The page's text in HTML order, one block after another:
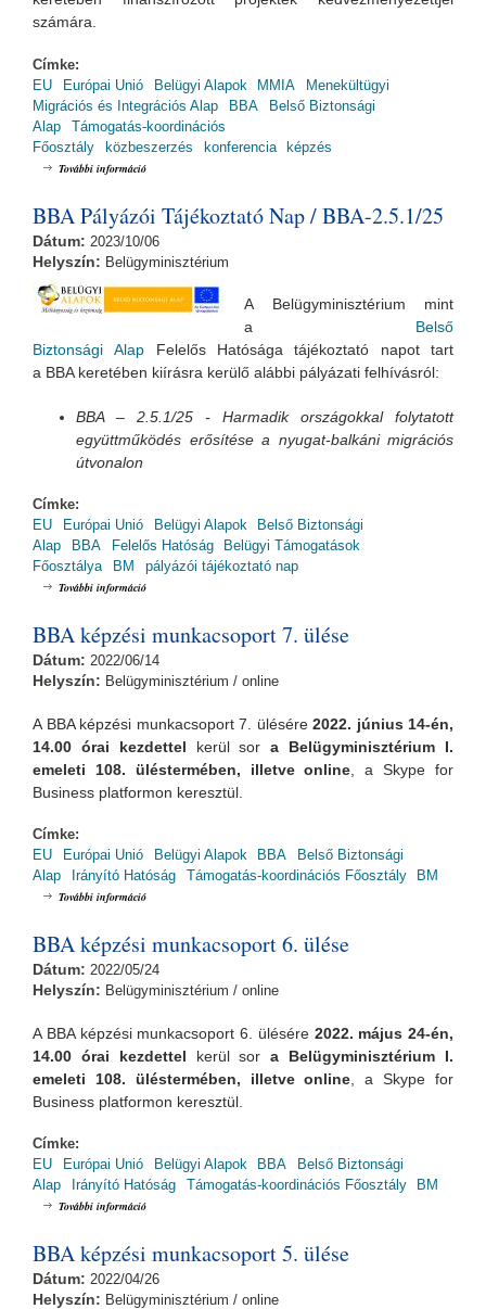
számára.
Címke:
EU
Európai Unió Belügyi Alapok MMIA
Menekültügyi
Migrációs és Integrációs Alap
BBA
Belső Biztonsági
Alap
Támogatás-koordinációs
Főosztály
közbeszerzés konferencia képzés
További információ
BBA Pályázói Tájékoztató Nap / BBA-2.5.1/25
Dátum: 2023/10/06
Helyszín: Belügyminisztérium
A Belügyminisztérium mint
a Belső
Biztonsági Alap Felelős Hatósága tájékoztató napot tart
a BBA keretében kiírásra kerülő alábbi pályázati felhívásról:
BBA – 2.5.1/25 - Harmadik országokkal folytatott
együttműködés erősítése a nyugat-balkáni migrációs
útvonalon
Címke:
EU
Európai Unió Belügyi Alapok
Belső Biztonsági
Alap
BBA Felelős Hatóság
Belügyi Támogatások
Főosztálya
BM pályázói tájékoztató nap
További információ
BBA képzési munkacsoport 7. ülése
Dátum: 2022/06/14
Helyszín: Belügyminisztérium / online
A BBA képzési munkacsoport 7. ülésére 2022. június 14-én,
14.00 órai
kezdettel kerül sora Belügyminisztérium I.
emeleti 108. üléstermében, illetve online , a Skype for
Business platformon keresztül.
Címke:
EU
Európai Unió Belügyi Alapok BBA
Belső Biztonsági
Alap
Irányító Hatóság Támogatás-koordinációs Főosztály BM
További információ
BBA képzési munkacsoport 6. ülése
Dátum: 2022/05/24
Helyszín: Belügyminisztérium / online
A BBA képzési munkacsoport 6. ülésére 2022. május 24-én,
14.00 órai
kezdettel kerül sora Belügyminisztérium I.
emeleti 108. üléstermében, illetve online , a Skype for
Business platformon keresztül.
Címke:
EU
Európai Unió Belügyi Alapok BBA
Belső Biztonsági
Alap
Irányító Hatóság Támogatás-koordinációs Főosztály BM
További információ
BBA képzési munkacsoport 5. ülése
Dátum: 2022/04/26
Helyszín: Belügyminisztérium / online